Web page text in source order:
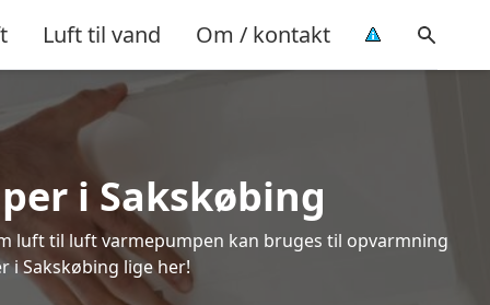
Luft til vand Om / kontakt
i Sakskøbing
luft til luft varmepumpen kan bruges til opvarmning
i Sakskøbing lige her!